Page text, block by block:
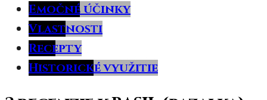
Emočné účinky
Vlastnosti
Recepty
Historické využitie